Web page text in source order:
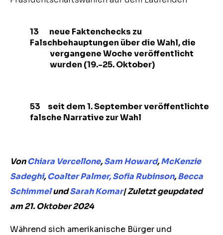
13 neue Faktenchecks zu
Falschbehauptungen über die Wahl, die
vergangene Woche veröffentlicht
wurden (19.-25. Oktober)
53 seit dem 1. September veröffentlichte
falsche Narrative zur Wahl
VonChiara Vercellone,Sam Howard,McKenzie
Sadeghi,Coalter Palmer,Sofia Rubinson,Becca
SchimmelundSarah Komar| Zuletztgeupdated
am 21. Oktober 2024
Während sich amerikanische Bürger und